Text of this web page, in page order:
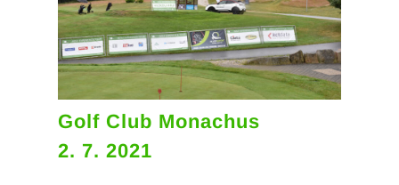
Golf Club Monachus
2. 7. 2021